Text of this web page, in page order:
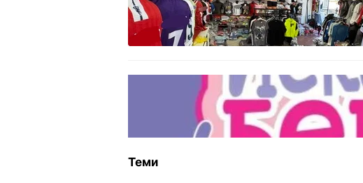
Иззеха фалшиви стоки за близо
650 000 евро при акция във
Варна и „Златни пясъци“
Инвитро подкрепата под
въпрос? „Искам бебе“ се обяви
срещу прехвърлянето на
Центъра към НЗОК
Теми